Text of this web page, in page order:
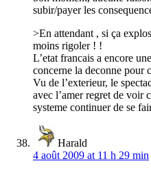
subir/payer les
>En attendant , si ça
moins rigoler ! !
L’etat francais a encore
concerne la deconne pour
Vu de l’exterieur, le
avec l’amer regret de voir
systeme continuer de se
Harald
4 août 2009 at 11 h 29 min